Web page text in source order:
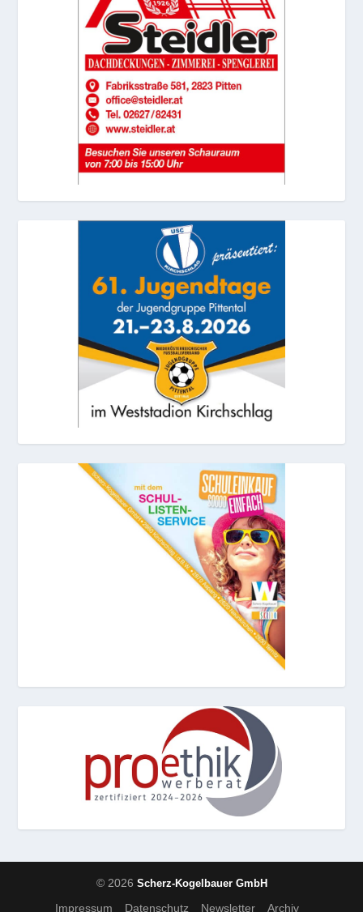
© 2026 Scherz-Kogelbauer GmbH
Impressum Datenschutz Newsletter Archiv